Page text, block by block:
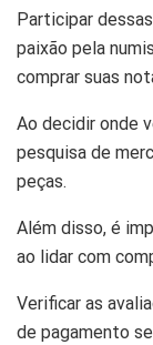
Participar
paixão pela
comprar suas
Ao decidir onde
pesquisa de
peças.
Além disso, é
ao lidar com
Verificar as
de pagamento